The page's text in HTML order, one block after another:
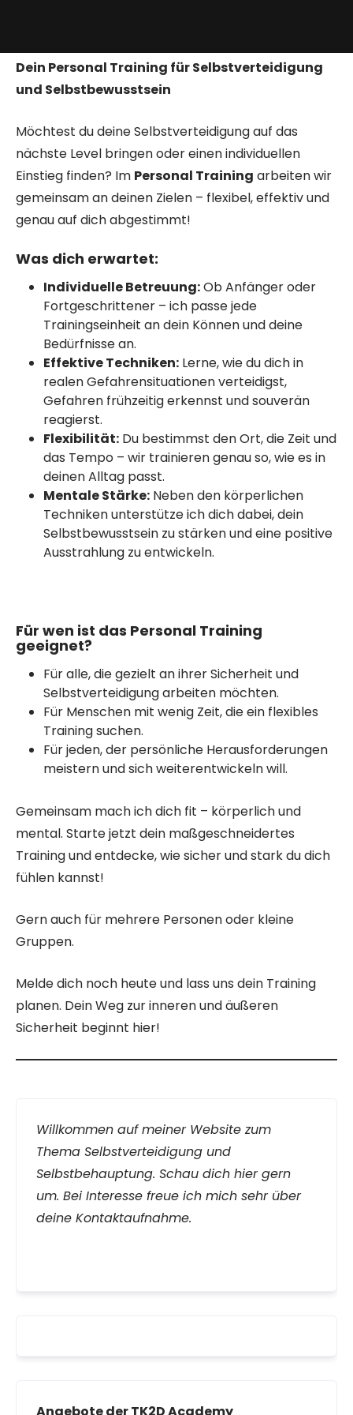
Dein Personal Training für Selbstverteidigung
und Selbstbewusstsein
Möchtest du deine Selbstverteidigung auf das
nächste Level bringen oder einen individuellen
Einstieg finden? Im Personal Training arbeiten wir
gemeinsam an deinen Zielen – flexibel, effektiv und
genau auf dich abgestimmt!
Was dich erwartet:
Individuelle Betreuung:Ob Anfänger oder
Fortgeschrittener – ich passe jede
Trainingseinheit an dein Können und deine
Bedürfnisse an.
Effektive Techniken: Lerne, wie du dich in
realen Gefahrensituationen verteidigst,
Gefahren frühzeitig erkennst und souverän
reagierst.
Flexibilität: Du bestimmst den Ort, die Zeit und
das Tempo – wir trainieren genau so, wie es in
deinen Alltag passt.
Mentale Stärke: Neben den körperlichen
Techniken unterstütze ich dich dabei, dein
Selbstbewusstsein zu stärken und eine positive
Ausstrahlung zu entwickeln.
Für wen ist das Personal Training
geeignet?
Für alle, die gezielt an ihrer Sicherheit und
Selbstverteidigung arbeiten möchten.
Für Menschen mit wenig Zeit, die ein flexibles
Training suchen.
Für jeden, der persönliche Herausforderungen
meistern und sich weiterentwickeln will.
Gemeinsam mach ich dich fit – körperlich und
mental. Starte jetzt dein maßgeschneidertes
Training und entdecke, wie sicher und stark du dich
fühlen kannst!
Gern auch für mehrere Personen oder kleine
Gruppen.
Melde dich noch heute und lass uns dein Training
planen. Dein Weg zur inneren und äußeren
Sicherheit beginnt hier!
Willkommen auf meiner Website zum
Thema Selbstverteidigung und
Selbstbehauptung. Schau dich hier gern
um. Bei Interesse freue ich mich sehr über
deine Kontaktaufnahme.